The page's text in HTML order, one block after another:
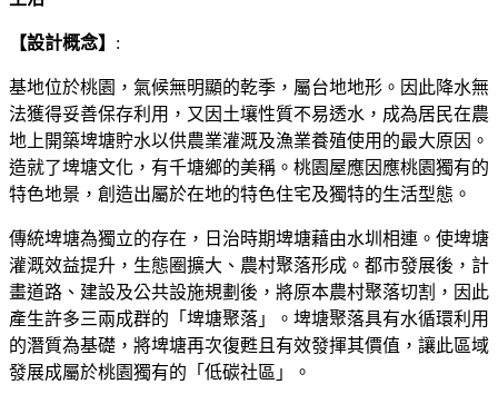
【設計概念】 :
基地位於桃園，氣候無明顯的乾季，屬台地地形。因此降水無
法獲得妥善保存利用，又因土壤性質不易透水，成為居民在農
地上開築埤塘貯水以供農業灌溉及漁業養殖使用的最大原因。
造就了埤塘文化，有千塘鄉的美稱。桃園屋應因應桃園獨有的
特色地景，創造出屬於在地的特色住宅及獨特的生活型態。
傳統埤塘為獨立的存在，日治時期埤塘藉由水圳相連。使埤塘
灌溉效益提升，生態圈擴大、農村聚落形成。都市發展後，計
畫道路、建設及公共設施規劃後，將原本農村聚落切割，因此
產生許多三兩成群的「埤塘聚落」。埤塘聚落具有水循環利用
的潛質為基礎，將埤塘再次復甦且有效發揮其價值，讓此區域
發展成屬於桃園獨有的「低碳社區」。